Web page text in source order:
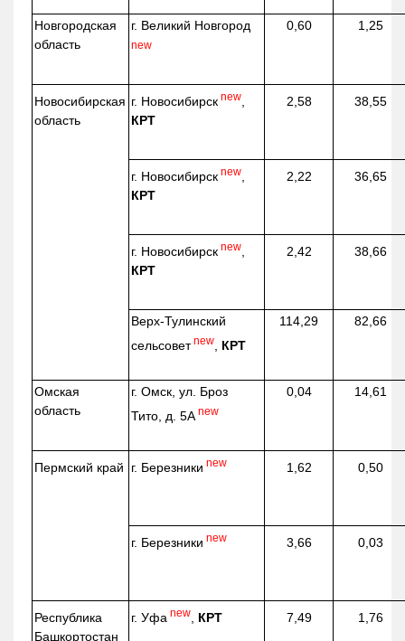
Новгородская
область
г. Великий Новгород
new
0,60 1,25
Новосибирская
область
г. Новосибирск new
КРТ
2,58 38,55
г. Новосибирск new
КРТ
2,22 36,65
г. Новосибирск new
КРТ
2,42 38,66
Верх-Тулинский
сельсовет new КРТ
114,29 82,66
Омская
область
г. Омск, ул. Броз
Тито, д. 5А new
0,04 14,61
Пермский край г. Березники new 1,62 0,50
г. Березники new 3,66 0,03
Республика
Башкортостан
г. Уфа new КРТ 7,49 1,76